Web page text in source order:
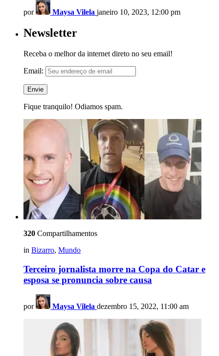
por Maysa Vilela janeiro 10, 2023, 12:00 pm
Newsletter
Receba o melhor da internet direto no seu email!
Email:
Fique tranquilo! Odiamos spam.
320 Compartilhamentos
in Bizarro, Mundo
Terceiro jornalista morre na Copa do Catar e
esposa se pronuncia sobre causa
por Maysa Vilela dezembro 15, 2022, 11:00 am